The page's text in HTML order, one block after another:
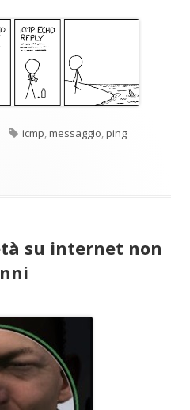
Tag
icmp,messaggio,ping
su internet non